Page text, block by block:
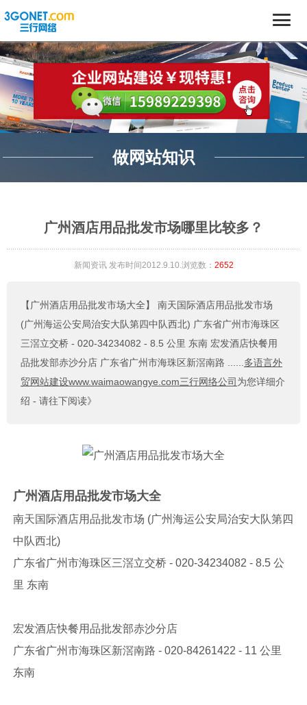
做网站知识
广州酒店用品批发市场哪里比较多？
新闻资讯发布时间2012.9.10.浏览数： 2652
【广州酒店用品批发市场大全】
南天国际酒店用品批发市场
(广州海运公安局治安大队第四中队西北)‎ 广东省广州市海珠区
三滘立交桥‎ - 020-34234082‎ - 8.5 公里 东南 宏发酒店快餐用
品批发部赤沙分店‎ 广东省广州市海珠区新滘南路‎ ......多语言外
贸网站建设www.waimaowangye.com三行网络公司 为您详细介
绍 - 请往下阅读》
广州酒店用品批发市场大全
南天国际酒店用品批发市场 (广州海运公安局治安大队第四
中队西北)‎
广东省广州市海珠区三滘立交桥‎ - 020-34234082‎ - 8.5 公
里 东南
宏发酒店快餐用品批发部赤沙分店‎
广东省广州市海珠区新滘南路‎ - 020-84261422‎ - 11 公里
东南